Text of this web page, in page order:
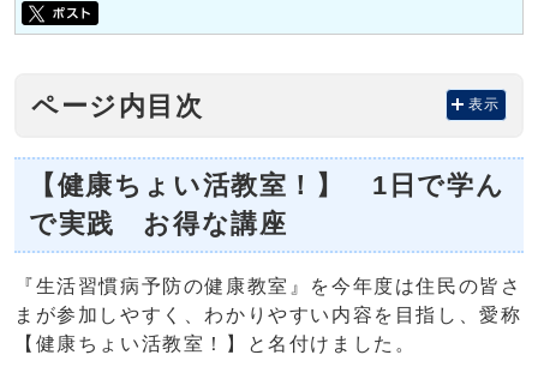
ページ内目次 表示
【健康ちょい活教室！】 1日で学ん
で実践 お得な講座
『生活習慣病予防の健康教室』を今年度は住民の皆さ
まが参加しやすく、わかりやすい内容を目指し、愛称
【健康ちょい活教室！】と名付けました。